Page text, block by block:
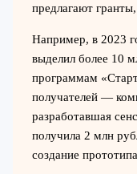
предлагают
Например, в 2023
выделил более 10
программам
получателей —
разработавшая
получила 2 млн
создание